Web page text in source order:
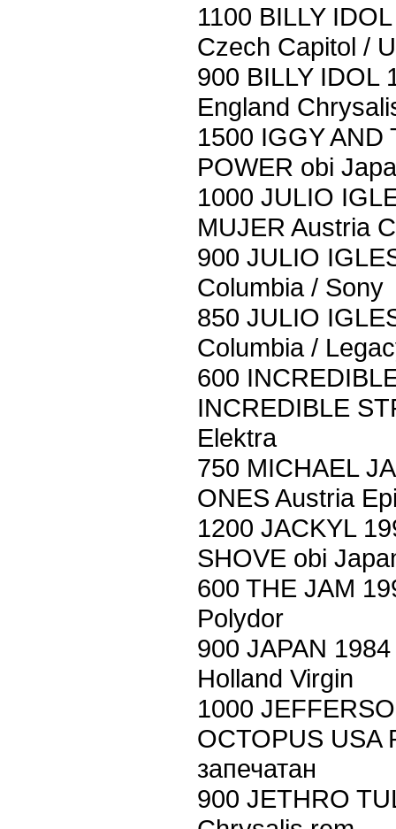
1100 BILLY
Czech Capitol /
900 BILLY IDOL
England
1500 IGGY AND
POWER obi
1000 JULIO
MUJER Austria
900 JULIO
Columbia / Sony
850 JULIO
Columbia /
600
INCREDIBLE
Elektra
750 MICHAEL
ONES Austria
1200 JACKYL
SHOVE obi
600 THE JAM
Polydor
900 JAPAN
Holland Virgin
1000
OCTOPUS USA
запечатан
900 JETHRO